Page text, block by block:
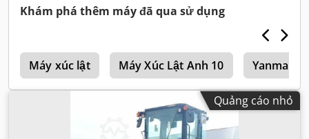
Khám phá thêm máy đã qua sử dụng
Máy xúc lật Máy Xúc Lật Anh 10 Yanmar
Quảng cáo nhỏ